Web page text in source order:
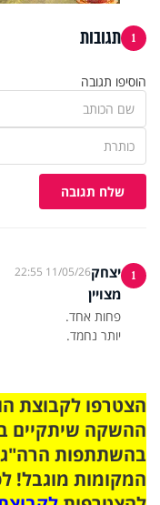
1 תגובות
הוסיפו תגובה
שלח תגובה
1 יצחק11/05/26 22:55
מצויין
יותר נחמד.
ההשקה שיתקיים
בהשתתפות הרה"ג
המקומות מוגבל!